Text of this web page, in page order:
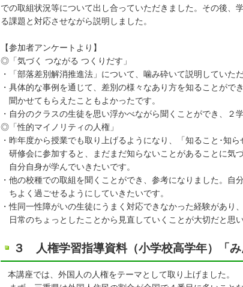
での取組状況等について出し合っていただきました。その後、
る課題と対応させながら説明しました。
【参加者アンケートより】
◎「気づく つながる つくりだす」
・「部落差別解消推進法」について、噛み砕いて説明していた
・具体的な事例を通じて、差別の様々なあり方を知ることが
聞かせてもらえたこともよかったです。
・自分のクラスの生徒を思い浮かべながら聞くことができ、２
◎「性的マイノリティの人権」
・昨年度から授業でも取り上げるようになり、「知ること･知
研修会に参加すると、まだまだ知らないことがあることに気
自分自身が学んでいきたいです。
・他の校種での取組を聞くことができ、参考になりました。
ちよく過ごせるようにしていきたいです。
・性同一性障がいの生徒にうまく対応できなかった経験があり
日常のちょっとしたことから見直していくことが大切だと思い
３ 人権学習指導資料（小学校高学年）「
本講座では、外国人の人権をテーマとして取り上げました。